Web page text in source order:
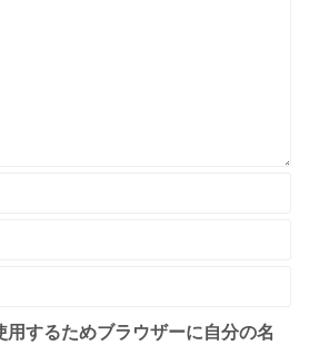
用するためブラウザーに自分の名